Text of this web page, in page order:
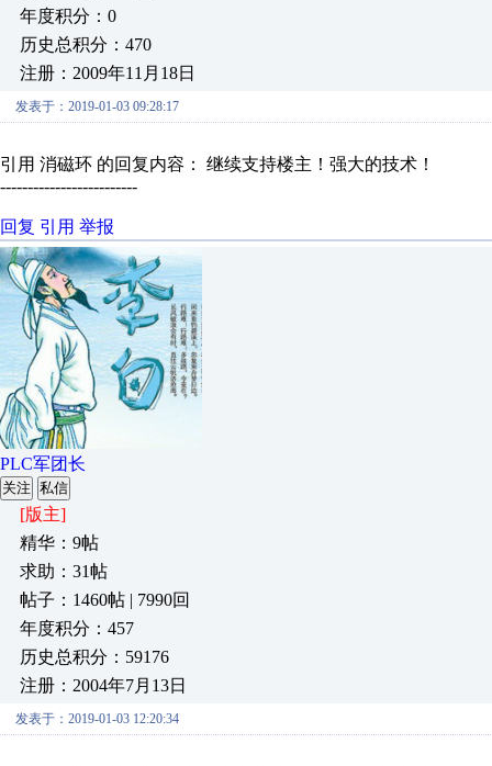
年度积分：0
历史总积分：470
注册：2009年11月18日
发表于：2019-01-03 09:28:17
引用 消磁环 的回复内容： 继续支持楼主！强大的技术！
-------------------------
回复 引用 举报
PLC军团长
关注 私信
[版主]
精华：9帖
求助：31帖
帖子：1460帖 | 7990回
年度积分：457
历史总积分：59176
注册：2004年7月13日
发表于：2019-01-03 12:20:34